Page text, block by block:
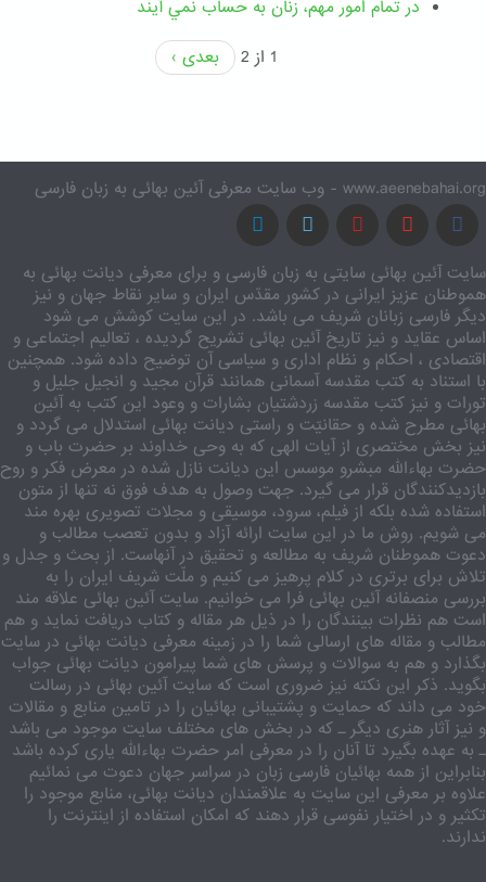
در تمام امور مهم،‌ زنان به حساب نمي آيند
1 از 2
بعدی ›
www.aeenebahai.org - وب سایت معرفی آئین بهائی به زبان فارسی
سایت آئین بهائی سایتی به زبان فارسی و برای معرفی دیانت بهائی به
هموطنان عزیز ایرانی در کشور مقدّس ایران و سایر نقاط جهان و نیز
دیگر فارسی زبانان شریف می باشد. در این سایت کوشش می شود
اساس عقاید و نیز تاریخ آئین بهائی تشریح گردیده ، تعالیم اجتماعی و
اقتصادی ، احکام و نظام اداری و سیاسی آن توضیح داده شود. همچنین
با استناد به کتب مقدسه آسمانی همانند قرآن مجید و انجیل جلیل و
تورات و نیز کتب مقدسه زردشتیان بشارات و وعود این کتب به آئین
بهائی مطرح شده و حقانیّت و راستی دیانت بهائی استدلال می گردد و
نیز بخش مختصری از آیات الهی که به وحی خداوند بر حضرت باب و
حضرت بهاءالله مبشرو موسس این دیانت نازل شده در معرض فکر و روح
بازدیدکنندگان قرار می گیرد. جهت وصول به هدف فوق نه تنها از متون
استفاده شده بلکه از فیلم، سرود، موسیقی و مجلات تصویری بهره مند
می شویم. روش ما در این سایت ارائه آزاد و بدون تعصب مطالب و
دعوت هموطنان شریف به مطالعه و تحقیق در آنهاست. از بحث و جدل و
تلاش برای برتری در کلام پرهیز می کنیم و ملّت شریف ایران را به
بررسی منصفانه آئین بهائی فرا می خوانیم. سایت آئین بهائی علاقه مند
است هم نظرات بینندگان را در ذیل هر مقاله و کتاب دریافت نماید و هم
مطالب و مقاله های ارسالی شما را در زمینه معرفی دیانت بهائی در سایت
بگذارد و هم به سوالات و پرسش های شما پیرامون دیانت بهائی جواب
بگوید. ذکر این نکته نیز ضروری است که سایت آئین بهائی در رسالت
خود می داند که حمایت و پشتیبانی بهائیان را در تامین منابع و مقالات
و نیز آثار هنری دیگر ـ که در بخش های مختلف سایت موجود می باشد
ـ به عهده بگیرد تا آنان را در معرفی امر حضرت بهاءالله یاری کرده باشد
بنابراین از همه بهائیان فارسی زبان در سراسر جهان دعوت می نمائیم
علاوه بر معرفی این سایت به علاقمندان دیانت بهائی، منابع موجود را
تکثیر و در اختیار نفوسی قرار دهند که امکان استفاده از اینترنت را
ندارند.